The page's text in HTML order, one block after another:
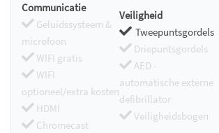
Communicatie
Geluidssysteem &
microfoon
WIFI gratis
WIFI
optioneel/extra kosten
HDMI
Chromecast
Veiligheid
Tweepuntsgordels
Driepuntsgordels
AED -
automatische externe
defibrillator
Veiligheidsbogen